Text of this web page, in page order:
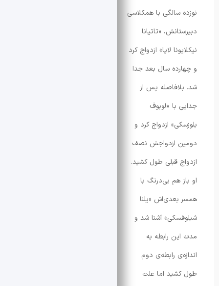
سالگی با همکلاسی
«تاتیانا
لاپا» ازدواج کرد
سال بعد جدا
پس از
با «لوبوف
ازدواج کرد و
ازدواجش نصف
قبلی طول کشید.
هم بی‌درنگ با
«یلنا
آشنا شد و
رابطه به
رابطه‌ی دوم
اما علت